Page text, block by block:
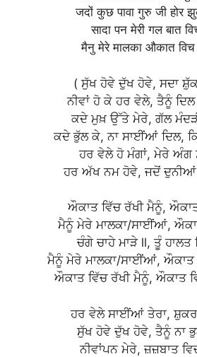
जदों कुछ पावा गुरु जी होर
सादा पन मेरी गल बात
मैनु मेरे मालका औकात
( ਸੁੱਖ ਹੋਵੇ ਦੁੱਖ ਹੋਵੇ, ਸਦਾ
ਨੀਵਾਂ ਹੋ ਕੇ ਹਰ ਵੇਲੇ, ਤੈਨੂੰ ਦਿਲ
ਕਦੇ ਮੁਖ਼ ਉੱਤੇ ਮੇਰੇ, ਗੱਲ
ਕਦੇ ਭੁੱਲ ਕੇ, ਨਾ ਸਾਈਂਆਂ ਦਿਲ,
ਹਰ ਵੇਲੇ ਹੋ ਮੰਗਾਂ, ਮੇਰੇ ਅੰਗ
ਹਰ ਅੱਖ ਨਮ ਹੋਵੇ, ਜਦੋਂ ਦੁਨੀਆਂ
ਔਕਾਤ ਵਿੱਚ ਰੱਖੀ ਮੈਨੂੰ,
ਮੈਨੂੰ ਮੇਰੇ ਮਾਲਕਾ/ਸਾਈਂਆਂ,
ਚੰਗੇ ਚਾਹੇ ਮਾੜੇ ll, ਤੂੰ ਹਾਲਤ
ਮੈਨੂੰ ਮੇਰੇ ਮਾਲਕਾ/ਸਾਈਂਆਂ, ਔਕਾਤ
ਔਕਾਤ ਵਿੱਚ ਰੱਖੀ ਮੈਨੂੰ, ਔਕਾਤ
ਹਰ ਵੇਲੇ ਸਾਈਂਆਂ ਤੇਰਾ, ਸ਼ੁਕਰ
ਸੁੱਖ ਹੋਵੇ ਦੁੱਖ ਹੋਵੇ, ਤੈਨੂੰ ਨਾ
ਨੀਵਾਂਪਨ ਮੇਰੇ, ਜ਼ਜ਼ਬਾਤ